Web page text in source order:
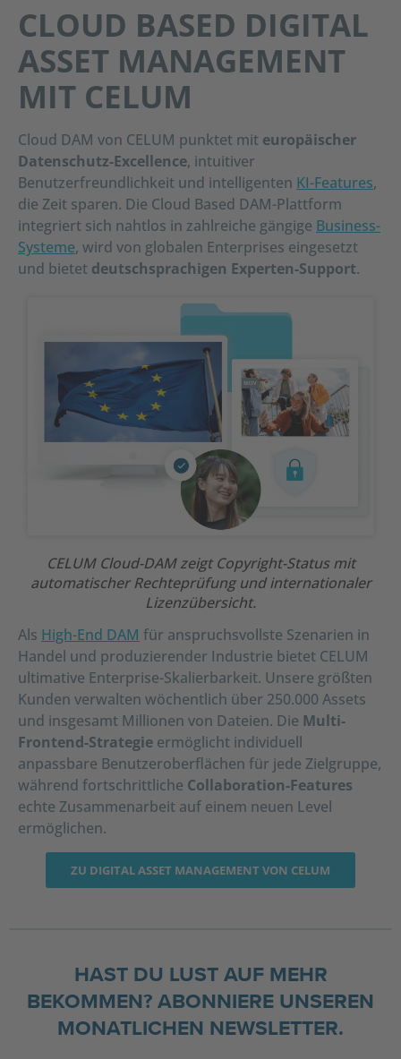
CLOUD BASED DIGITAL
ASSET MANAGEMENT
MIT CELUM
Cloud DAM von CELUM punktet mit europäischer
Datenschutz-Excellence, intuitiver
Benutzerfreundlichkeit und intelligenten KI-Features,
die Zeit sparen. Die Cloud Based DAM-Plattform
integriert sich nahtlos in zahlreiche gängige Business-
Systeme, wird von globalen Enterprises eingesetzt
und bietet deutschsprachigen Experten-Support.
CELUM Cloud-DAM zeigt Copyright-Status mit
automatischer Rechteprüfung und internationaler
Lizenzübersicht.
Als High-End DAM für anspruchsvollste Szenarien in
Handel und produzierender Industrie bietet CELUM
ultimative Enterprise-Skalierbarkeit. Unsere größten
Kunden verwalten wöchentlich über 250.000 Assets
und insgesamt Millionen von Dateien. Die Multi-
Frontend-Strategie ermöglicht individuell
anpassbare Benutzeroberflächen für jede Zielgruppe,
während fortschrittliche Collaboration-Features
echte Zusammenarbeit auf einem neuen Level
ermöglichen.
ZU DIGITAL ASSET MANAGEMENT VON CELUM
HAST DU LUST AUF MEHR
BEKOMMEN? ABONNIERE UNSEREN
MONATLICHEN NEWSLETTER.